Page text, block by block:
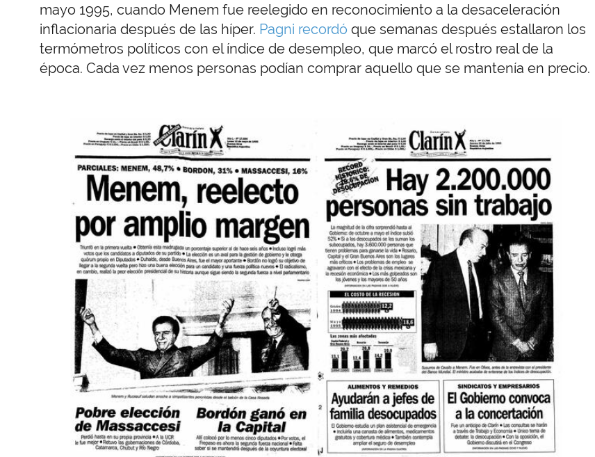
mayo 1995, cuando Menem fue reelegido en reconocimiento a la desaceleración
inflacionaria después de las híper. Pagni recordó que semanas después estallaron los
termómetros políticos con el índice de desempleo, que marcó el rostro real de la
época. Cada vez menos personas podían comprar aquello que se mantenía en precio.